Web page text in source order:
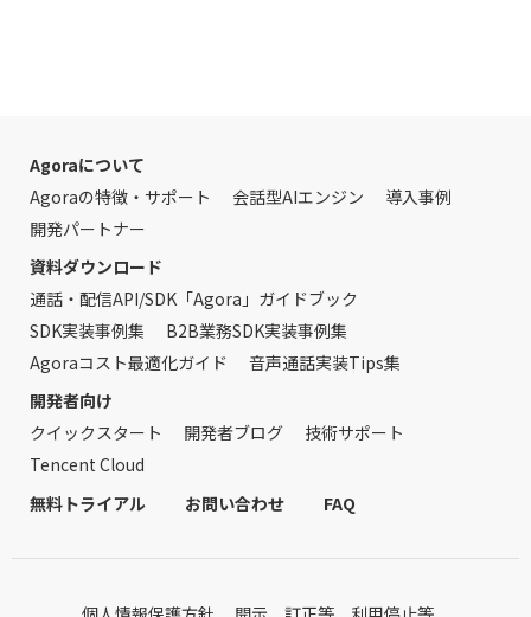
Agoraについて
Agoraの特徴・サポート
会話型AIエンジン
導入事例
開発パートナー
資料ダウンロード
通話・配信API/SDK「Agora」ガイドブック
SDK実装事例集
B2B業務SDK実装事例集
Agoraコスト最適化ガイド
音声通話実装Tips集
開発者向け
クイックスタート
開発者ブログ
技術サポート
Tencent Cloud
無料トライアル
お問い合わせ FAQ